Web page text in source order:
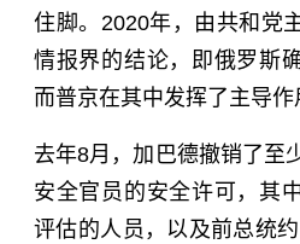
住脚。2020年，由共和党
情报界的结论，即俄罗斯
而普京在其中发挥了主导作
去年8月，加巴德撤销了至
安全官员的安全许可，其
评估的人员，以及前总统